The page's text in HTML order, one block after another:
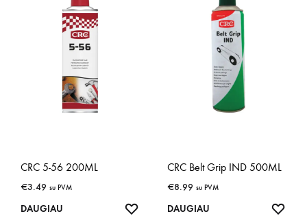
CRC 5-56 200ML
€3.49 su PVM
DAUGIAU IŠSAUGOTI
CRC Belt Grip IND 500ML
€8.99 su PVM
DAUGIAU